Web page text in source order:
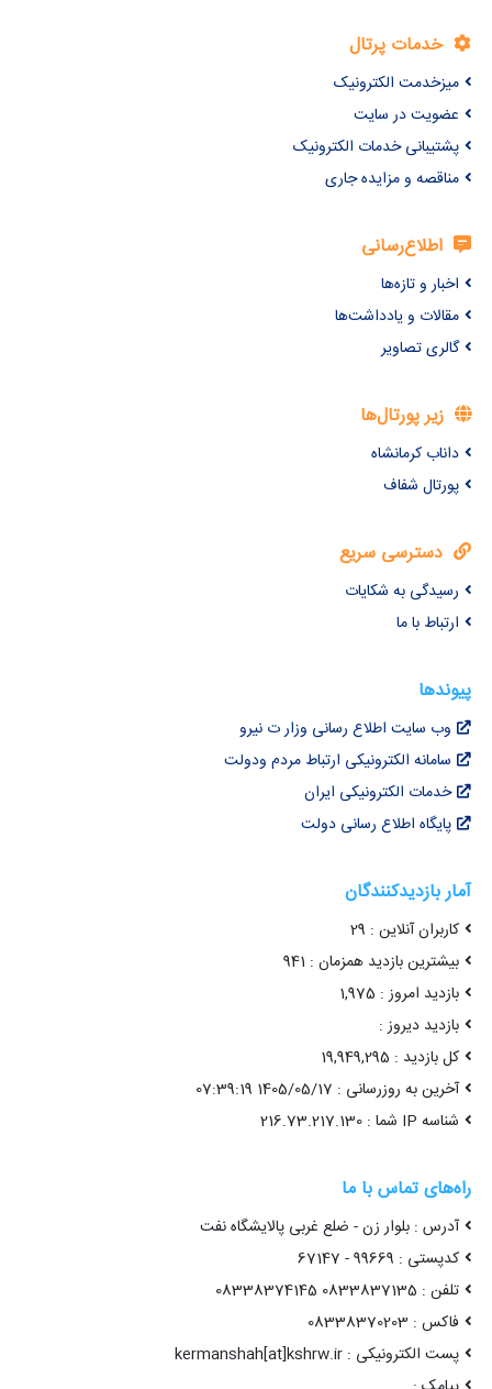
خدمات پرتال
میزخدمت الکترونیک
عضویت در سایت
پشتیبانی خدمات الکترونیک
مناقصه و مزایده جاری
اطلاع‌رسانی
اخبار و تازه‌ها
مقالات و یادداشت‌ها
گالری تصاویر
زیر پورتال‌ها
داناب کرمانشاه
پورتال شفاف
دسترسی سریع
رسیدگی به شکایات
ارتباط با ما
پیوندها
وب سایت اطلاع رسانی وزار ت نیرو
سامانه الکترونیکی ارتباط مردم ودولت
خدمات الکترونیکی ایران
پایگاه اطلاع رسانی دولت
آمار بازدیدکنندگان
کاربران آنلاین : 29
بیشترین بازدید همزمان : 941
بازدید امروز : 1,975
بازدید دیروز :
کل بازدید : 19,949,295
آخرین به روزرسانی : 1405/05/17 07:39:19
شناسه IP شما : 216.73.217.130
راه‌های تماس با ما
آدرس : بلوار زن - ضلع غربی پالایشگاه نفت
کدپستی : 99669 - 67147
تلفن : 0833837135 08338374145
فاکس : 08338370203
پست الکترونیکی : kermanshah[at]kshrw.ir